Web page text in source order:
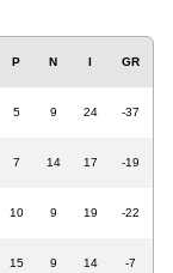
P N I GR
5 9 24 -37
7 14 17 -19
10 9 19 -22
15 9 14 -7